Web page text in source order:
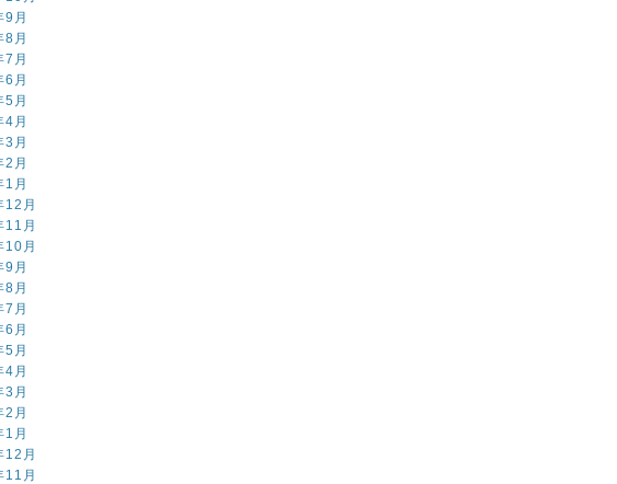
月
月
月
月
月
月
月
月
月
月
月
月
月
月
月
月
月
月
月
月
月
月
月